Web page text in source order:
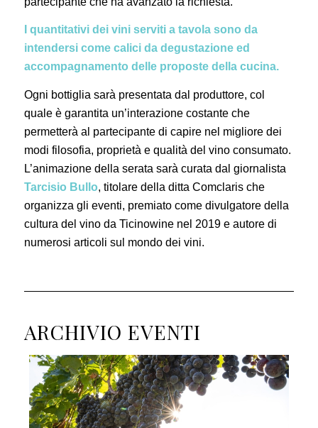
I quantitativi dei vini serviti a tavola sono da
intendersi come calici da degustazione ed
accompagnamento delle proposte della cucina.
Ogni bottiglia sarà presentata dal produttore, col
quale è garantita un’interazione costante che
permetterà al partecipante di capire nel migliore dei
modi filosofia, proprietà e qualità del vino consumato.
L’animazione della serata sarà curata dal giornalista
Tarcisio Bullo, titolare della ditta Comclaris che
organizza gli eventi, premiato come divulgatore della
cultura del vino da Ticinowine nel 2019 e autore di
numerosi articoli sul mondo dei vini.
ARCHIVIO EVENTI